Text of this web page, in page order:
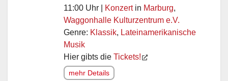
11:00 Uhr | Konzertin Marburg,
Waggonhalle Kulturzentrum e.V.
Genre: Klassik, Lateinamerikanische
Musik
Hier gibts die Tickets!
mehr Details